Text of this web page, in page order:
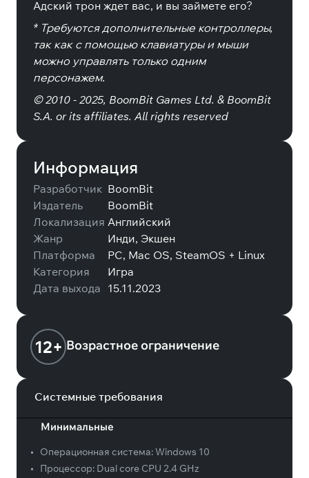
Адский трон ждет вас, и вы займете его?
* Требуются дополнительные контроллеры,
так как с помощью клавиатуры и мыши
можно управлять только одним
персонажем.
© 2010 - 2025, BoomBit Games Ltd. & BoomBit
S.A. or its affiliates. All rights reserved
Информация
Разработчик BoomBit
Издатель
BoomBit
Локализация Английский
Жанр
Инди, Экшен
Платформа
PC, Mac OS, SteamOS + Linux
Категория
Игра
Дата выхода 15.11.2023
12+ Возрастное ограничение
Системные требования
Минимальные
• Операционная система:Windows 10
•
Процессор: Dual core CPU 2.4 GHz